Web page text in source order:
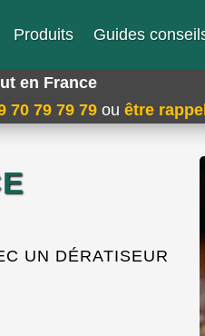
Produits Guides
en France
70 79 79 79 ou être
UN DÉRATISEUR